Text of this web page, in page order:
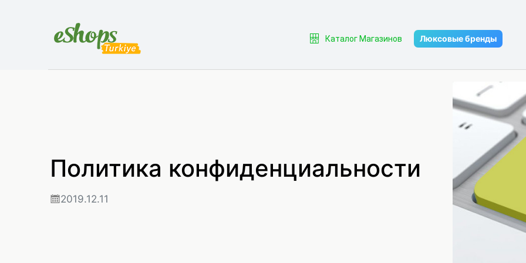
Каталог Магазинов Люксовые бренды
Политика конфиденциальности
2019.12.11